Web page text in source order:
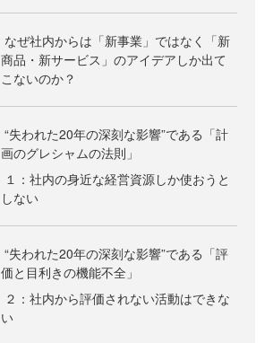
なぜ社内からは「新事業」ではなく「新
商品・新サービス」のアイデアしか出て
こないのか？
“失われた20年の深刻な影響”である「計
画のグレシャムの法則」
１：社内の身近な経営資源しか使おうと
しない
“失われた20年の深刻な影響”である「評
価と目利きの機能不全」
２：社内から評価されない活動はできな
い